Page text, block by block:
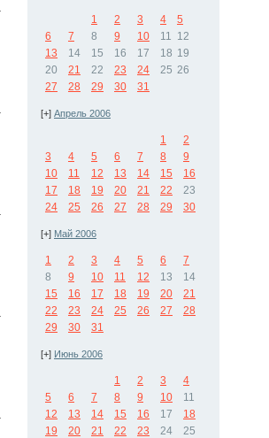
1 2 3 4
5
6
7 8 9 10 11 12
13
14 15 16 17 18 19
20
21 22 23 24 25 26
27
28 29 30 31
[+] Апрель 2006
1
2
3
4 5 6 7 8
9
10
11 12 13 14 15
16
17
18 19 20 21 22
23
24
25 26 27 28 29 30
[+] Май 2006
1 2 3 4 5 6
7
8
9 10 11 12 13
14
15
16 17 18 19 20
21
22
23 24 25 26 27
28
29
30 31
[+] Июнь 2006
1 2 3
4
5
6 7 8 9 10
11
12
13 14 15 16 17
18
19
20 21 22 23 24
25